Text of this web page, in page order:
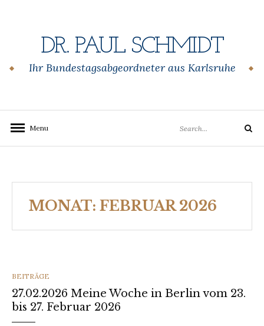
DR. PAUL SCHMIDT
Ihr Bundestagsabgeordneter aus Karlsruhe
Menu
for:
Search
MONAT: FEBRUAR 2026
CATEGORIES
BEITRÄGE
27.02.2026 Meine Woche in Berlin vom 23.
bis 27. Februar 2026